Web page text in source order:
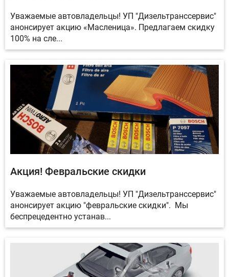
Уважаемые автовладельцы! УП "Дизельтранссервис"
анонсирует акцию «Масленица». Предлагаем скидку
100% на сле...
Акция! Февральские скидки
Уважаемые автовладельцы! УП "Дизельтранссервис"
анонсирует акцию "февральские скидки". Мы
беспрецедентно устанав...